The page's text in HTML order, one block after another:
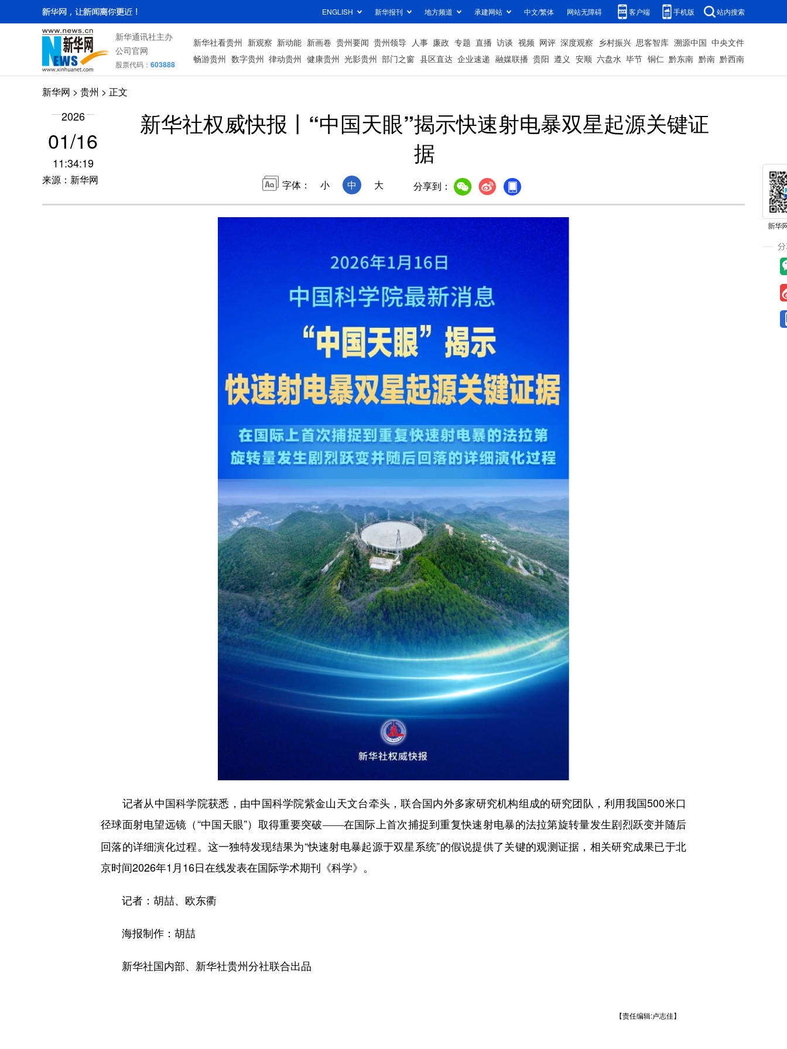
ENGLISH 新华报刊 地方频道 承建网站 中文/繁体 网站无障碍 客户端 手机版 站内搜索
新华通讯社主办
公司官网
股票代码： 603888
新华社看贵州 新观察 新动能 新画卷 贵州要闻 贵州领导 人事 廉政 专题 直播 访谈 视频 网评 深度观察 乡村振兴 思客智库 溯源中国 中央文件
畅游贵州 数字贵州 律动贵州 健康贵州 光影贵州 部门之窗 县区直达 企业速递 融媒联播 贵阳 遵义 安顺 六盘水 毕节 铜仁 黔东南 黔南 黔西南
新华网 > 贵州 > 正文
2026
01/16
11:34:19
来源：新华网
新华社权威快报丨“中国天眼”揭示快速射电暴双星起源关键证
据
字体： 小 中 大 分享到：
记者从中国科学院获悉，由中国科学院紫金山天文台牵头，联合国内外多家研究机构组成的研究团队，利用我国500米口
径球面射电望远镜（“中国天眼”）取得重要突破——在国际上首次捕捉到重复快速射电暴的法拉第旋转量发生剧烈跃变并随后
回落的详细演化过程。这一独特发现结果为“快速射电暴起源于双星系统”的假说提供了关键的观测证据，相关研究成果已于北
京时间2026年1月16日在线发表在国际学术期刊《科学》。
记者：胡喆、欧东衢
海报制作：胡喆
新华社国内部、新华社贵州分社联合出品
【责任编辑:卢志佳】